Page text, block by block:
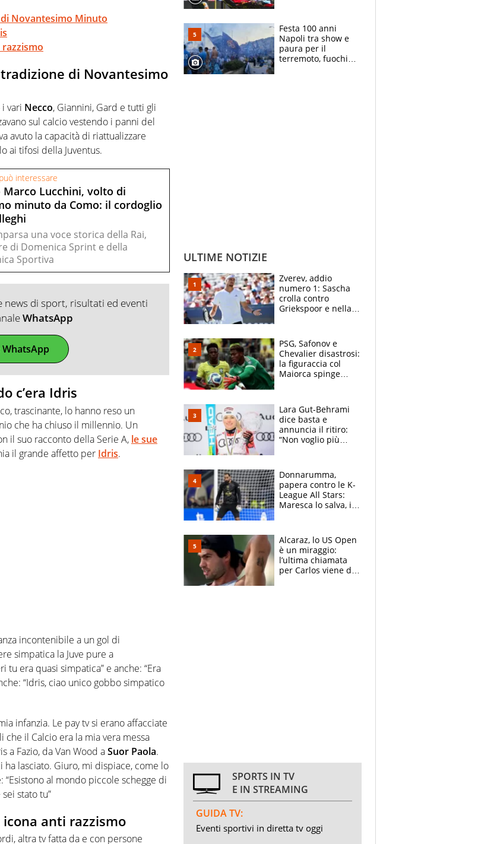
Novantesimo Minuto
di Novantesimo
vari Necco, Giannini, Gard e tutti gli
sul calcio vestendo i panni del
avuto la capacità di riattualizzare
ai tifosi della Juventus.
interessare
Lucchini, volto di
minuto da Como: il cordoglio
una voce storica della Rai,
di Domenica Sprint e della
Sportiva
di sport, risultati ed eventi
WhatsApp
WhatsApp
c’era Idris
trascinante, lo hanno reso un
che ha chiuso il millennio. Un
il suo racconto della Serie A, le sue
il grande affetto per Idris.
incontenibile a un gol di
simpatica la Juve pure a
tu era quasi simpatica” e anche: “Era
“Idris, ciao unico gobbo simpatico
infanzia. Le pay tv si erano affacciate
il Calcio era la mia vera messa
a Fazio, da Van Wood aSuor Paola.
ha lasciato. Giuro, mi dispiace, come lo
al mondo piccole schegge di
stato tu”
anti razzismo
altra tv fatta da e con persone
prendono 3 gol in
45'
Festa 100 anni
Napoli tra show e
paura per il
terremoto, fuochi
ULTIME NOTIZIE
Zverev, addio
numero 1: Sascha
crolla contro
Griekspoor e nella
terzo. Quanti malori
a Montreal
PSG, Safonov e
Chevalier disastrosi:
la figuraccia col
Maiorca spinge
rischio beffa
Lara Gut-Behrami
dice basta e
annuncia il ritiro:
“Non voglio più
Brignone
Donnarumma,
papera contro le K-
League All Stars:
Maresca lo salva, i
Alcaraz, lo US Open
è un miraggio:
l’ultima chiamata
per Carlos viene da
SPORTS IN TV
E IN STREAMING
GUIDA TV:
Eventi sportivi in diretta tv oggi